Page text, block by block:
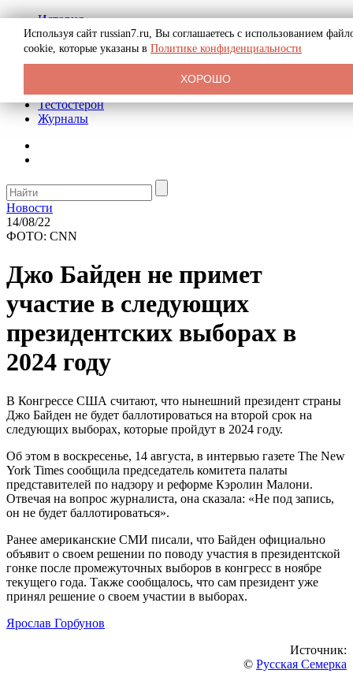
История
Биография
Криминал
Реклама на сайте
Тестостерон
Журналы
Новости
14/08/22
ФОТО: CNN
Джо Байден не примет
участие в следующих
президентских выборах в
2024 году
В Конгрессе США считают, что нынешний президент страны
Джо Байден не будет баллотироваться на второй срок на
следующих выборах, которые пройдут в 2024 году.
Об этом в воскресенье, 14 августа, в интервью газете The New
York Times сообщила председатель комитета палаты
представителей по надзору и реформе Кэролин Малони.
Отвечая на вопрос журналиста, она сказала: «Не под запись,
он не будет баллотироваться».
Ранее американские СМИ писали, что Байден официально
объявит о своем решении по поводу участия в президентской
гонке после промежуточных выборов в конгресс в ноябре
текущего года. Также сообщалось, что сам президент уже
принял решение о своем участии в выборах.
Ярослав Горбунов
Источник:
© Русская Семерка
Используя сайт russian7.ru, Вы соглашаетесь с использованием
cookie, которые указаны в Политике конфиденциальности
ХОРОШО